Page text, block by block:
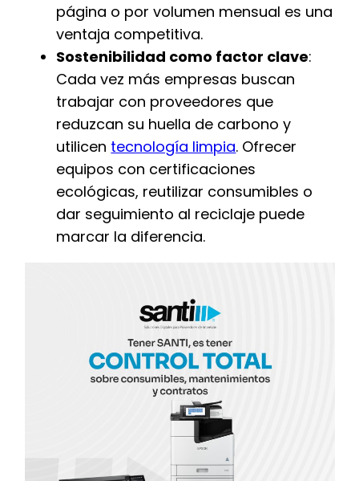
página o por volumen mensual es una
ventaja competitiva.
Sostenibilidad como factor clave:
Cada vez más empresas buscan
trabajar con proveedores que
reduzcan su huella de carbono y
utilicen tecnología limpia. Ofrecer
equipos con certificaciones
ecológicas, reutilizar consumibles o
dar seguimiento al reciclaje puede
marcar la diferencia.